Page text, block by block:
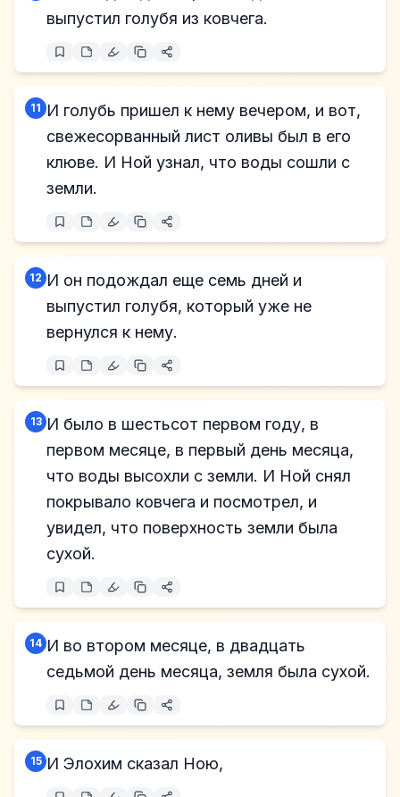
выпустил голубя из ковчега.
11 И голубь пришел к нему вечером, и вот,
свежесорванный лист оливы был в его
клюве. И Ной узнал, что воды сошли с
земли.
12 И он подождал еще семь дней и
выпустил голубя, который уже не
вернулся к нему.
13 И было в шестьсот первом году, в
первом месяце, в первый день месяца,
что воды высохли с земли. И Ной снял
покрывало ковчега и посмотрел, и
увидел, что поверхность земли была
сухой.
14 И во втором месяце, в двадцать
седьмой день месяца, земля была сухой.
15 И Элохим сказал Ною,